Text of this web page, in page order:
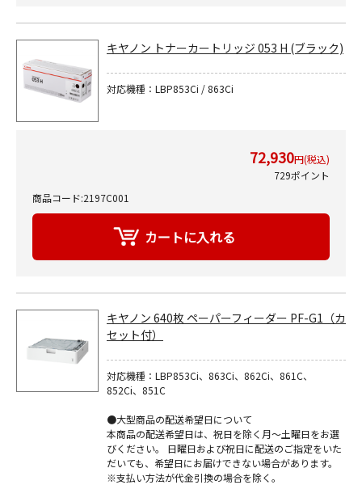
キヤノン トナーカートリッジ 053 H (ブラック)
対応機種：LBP853Ci / 863Ci
72,930円(税込)
729ポイント
商品コード:2197C001
キヤノン 640枚 ペーパーフィーダー PF-G1（カ
セット付）
対応機種：LBP853Ci、863Ci、862Ci、861C、
852Ci、851C
●大型商品の配送希望日について
本商品の配送希望日は、祝日を除く月～土曜日をお選
びください。 日曜日および祝日に配送のご指定をいた
だいても、希望日にお届けできない場合があります。
※支払い方法が代金引換の場合を除く。